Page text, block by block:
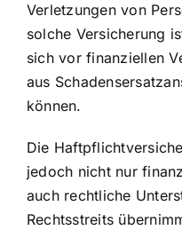
Verletzungen von
solche Versicherung
sich vor finanziellen
aus
können.
Die
jedoch nicht nur
auch rechtliche
Rechtsstreits